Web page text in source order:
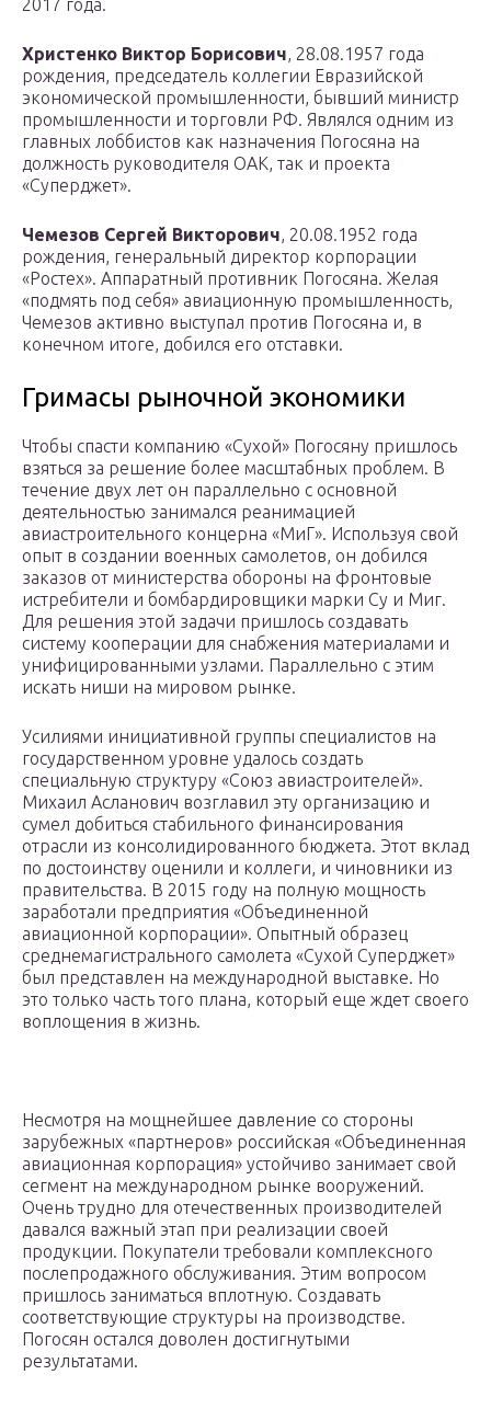
2017 года.
Христенко Виктор Борисович, 28.08.1957 года
рождения, председатель коллегии Евразийской
экономической промышленности, бывший министр
промышленности и торговли РФ. Являлся одним из
главных лоббистов как назначения Погосяна на
должность руководителя ОАК, так и проекта
«Суперджет».
Чемезов Сергей Викторович, 20.08.1952 года
рождения, генеральный директор корпорации
«Ростех». Аппаратный противник Погосяна. Желая
«подмять под себя» авиационную промышленность,
Чемезов активно выступал против Погосяна и, в
конечном итоге, добился его отставки.
Гримасы рыночной экономики
Чтобы спасти компанию «Сухой» Погосяну пришлось
взяться за решение более масштабных проблем. В
течение двух лет он параллельно с основной
деятельностью занимался реанимацией
авиастроительного концерна «МиГ». Используя свой
опыт в создании военных самолетов, он добился
заказов от министерства обороны на фронтовые
истребители и бомбардировщики марки Су и Миг.
Для решения этой задачи пришлось создавать
систему кооперации для снабжения материалами и
унифицированными узлами. Параллельно с этим
искать ниши на мировом рынке.
Усилиями инициативной группы специалистов на
государственном уровне удалось создать
специальную структуру «Союз авиастроителей».
Михаил Асланович возглавил эту организацию и
сумел добиться стабильного финансирования
отрасли из консолидированного бюджета. Этот вклад
по достоинству оценили и коллеги, и чиновники из
правительства. В 2015 году на полную мощность
заработали предприятия «Объединенной
авиационной корпорации». Опытный образец
среднемагистрального самолета «Сухой Суперджет»
был представлен на международной выставке. Но
это только часть того плана, который еще ждет своего
воплощения в жизнь.
Несмотря на мощнейшее давление со стороны
зарубежных «партнеров» российская «Объединенная
авиационная корпорация» устойчиво занимает свой
сегмент на международном рынке вооружений.
Очень трудно для отечественных производителей
давался важный этап при реализации своей
продукции. Покупатели требовали комплексного
послепродажного обслуживания. Этим вопросом
пришлось заниматься вплотную. Создавать
соответствующие структуры на производстве.
Погосян остался доволен достигнутыми
результатами.